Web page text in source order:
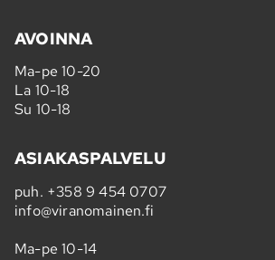
AVOINNA
Ma-pe 10-20
La 10-18
Su 10-18
ASIAKASPALVELU
puh. +358 9 454 0707
info@viranomainen.fi
Ma-pe 10-14